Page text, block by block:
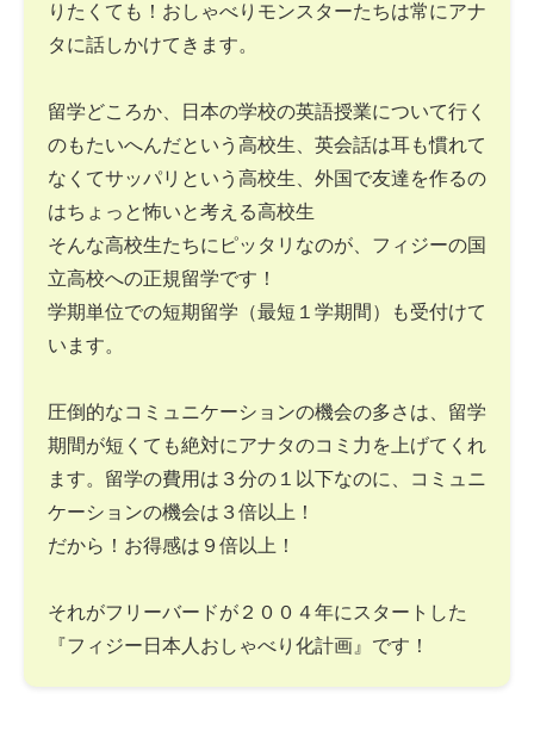
りたくても！おしゃべりモンスターたちは常にアナ
タに話しかけてきます。
留学どころか、日本の学校の英語授業について行く
のもたいへんだという高校生、英会話は耳も慣れて
なくてサッパリという高校生、外国で友達を作るの
はちょっと怖いと考える高校生
そんな高校生たちにピッタリなのが、フィジーの国
立高校への正規留学です！
学期単位での短期留学（最短１学期間）も受付けて
います。
圧倒的なコミュニケーションの機会の多さは、留学
期間が短くても絶対にアナタのコミ力を上げてくれ
ます。留学の費用は３分の１以下なのに、コミュニ
ケーションの機会は３倍以上！
だから！お得感は９倍以上！
それがフリーバードが２００４年にスタートした
『フィジー日本人おしゃべり化計画』です！